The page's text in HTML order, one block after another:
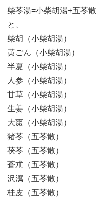
柴苓湯=小柴胡湯+五苓
と、
柴胡（小柴胡湯）
黄ごん（小柴胡湯）
半夏（小柴胡湯）
人参（小柴胡湯）
甘草（小柴胡湯）
生姜（小柴胡湯）
大棗（小柴胡湯）
猪苓（五苓散）
茯苓（五苓散）
蒼朮（五苓散）
沢瀉（五苓散）
桂皮（五苓散）